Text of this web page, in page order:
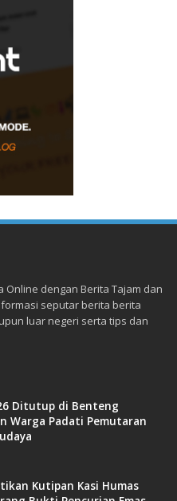
dengan Berita Tajam dan
seputar berita berita
luar negeri serta tips dan
Ditutup di Benteng
Warga Padati Pemutaran
Kutipan Kasi Humas